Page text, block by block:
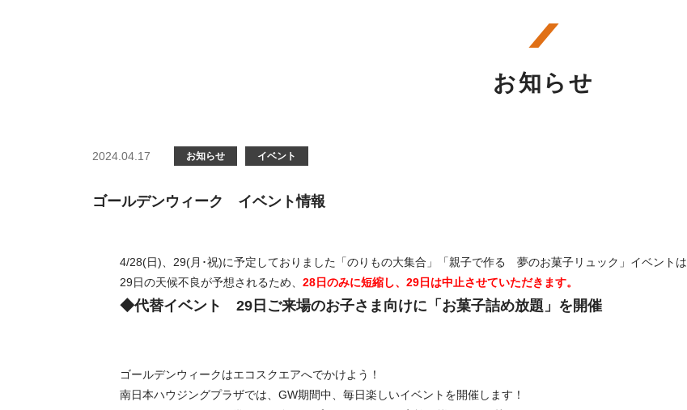
お知らせ
2024.04.17 お知らせ イベント
ゴールデンウィーク イベント情報
4/28(日)、29(月･祝)に予定しておりました「のりもの大集合」「親子で作る 夢のお菓子リュック」イベントは
29日の天候不良が予想されるため、 28日のみに短縮し、29日は中止させていただきます。
◆代替イベント 29日ご来場のお子さま向けに「お菓子詰め放題」を開催
ゴールデンウィークはエコスクエアへでかけよう！
南日本ハウジングプラザでは、GW期間中、毎日楽しいイベントを開催します！